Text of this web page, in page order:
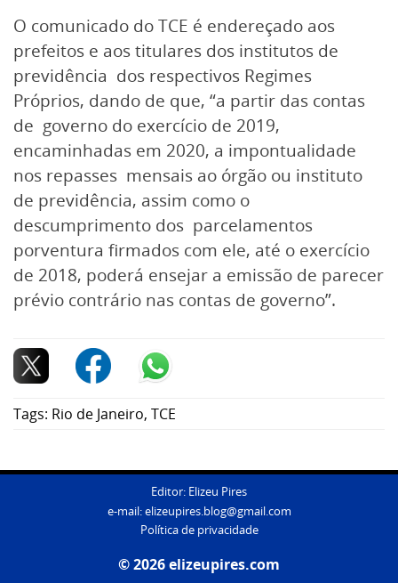
O comunicado do TCE é endereçado aos
prefeitos e aos titulares dos institutos de
previdência dos respectivos Regimes
Próprios, dando de que, “a partir das contas
de governo do exercício de 2019,
encaminhadas em 2020, a impontualidade
nos repasses mensais ao órgão ou instituto
de previdência, assim como o
descumprimento dos parcelamentos
porventura firmados com ele, até o exercício
de 2018, poderá ensejar a emissão de parecer
prévio contrário nas contas de governo”.
Tags: Rio de Janeiro, TCE
Editor: Elizeu Pires
e-mail:elizeupires.blog@gmail.com
Política de privacidade
© 2026 elizeupires.com